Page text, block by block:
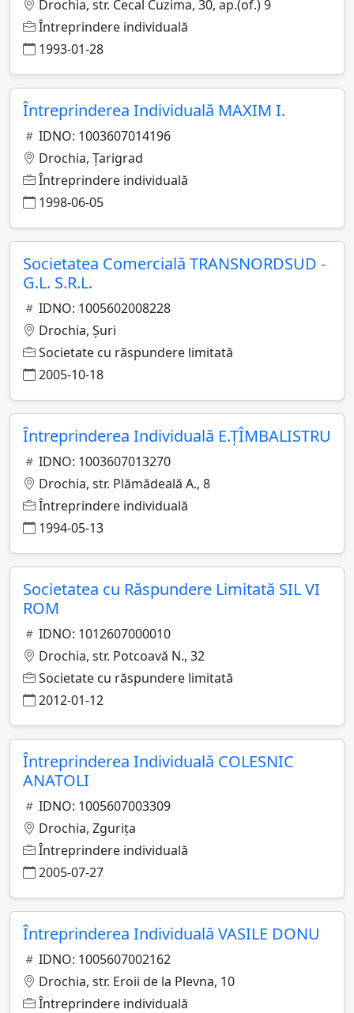
Drochia, str. Cecal Cuzima, 30, ap.(of.) 9
Întreprindere individuală
1993-01-28
Întreprinderea Individuală MAXIM I.
IDNO: 1003607014196
Drochia, Ţarigrad
Întreprindere individuală
1998-06-05
Societatea Comercială TRANSNORDSUD -
G.L. S.R.L.
IDNO: 1005602008228
Drochia, Şuri
Societate cu răspundere limitată
2005-10-18
Întreprinderea Individuală E.ŢÎMBALISTRU
IDNO: 1003607013270
Drochia, str. Plămădeală A., 8
Întreprindere individuală
1994-05-13
Societatea cu Răspundere Limitată SIL VI
ROM
IDNO: 1012607000010
Drochia, str. Potcoavă N., 32
Societate cu răspundere limitată
2012-01-12
Întreprinderea Individuală COLESNIC
ANATOLI
IDNO: 1005607003309
Drochia, Zguriţa
Întreprindere individuală
2005-07-27
Întreprinderea Individuală VASILE DONU
IDNO: 1005607002162
Drochia, str. Eroii de la Plevna, 10
Întreprindere individuală